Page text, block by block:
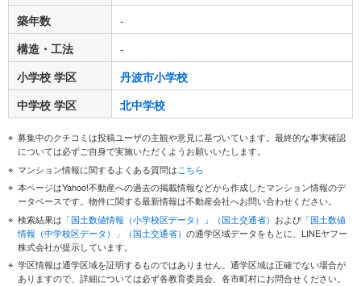
築年数
-
構造・工法
-
小学校 学区
丹波市小学校
中学校 学区
北中学校
募集中のクチコミは投稿ユーザの主観や意見に基づいています。最終的な事実確認
については必ずご自身で実施いただくようお願いいたします。
マンション情報に関するよくある質問はこちら
本ページはYahoo!不動産への過去の掲載情報などから作成したマンション情報のデ
ータベースです。物件に関する最新情報は不動産会社へお問い合わせください。
検索結果は 「国土数値情報（小学校区データ）」（国土交通省） および 「国土数値
情報（中学校区データ）」（国土交通省） の通学区域データをもとに、LINEヤフー
株式会社が提示しています。
学区情報は通学区域を証明するものではありません。通学区域は正確でない場合が
ありますので、詳細については必ず各教育委員会、各市町村にお問合せください。